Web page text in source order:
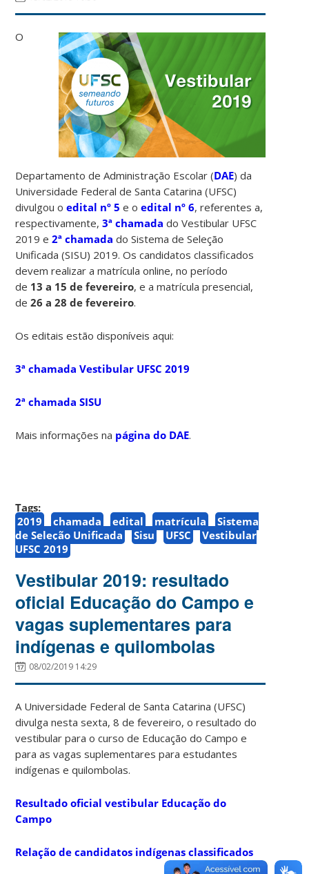
O
Departamento de Administração Escolar (DAE) da
Universidade Federal de Santa Catarina (UFSC)
divulgou oedital nº 5 e oedital nº 6, referentes a,
respectivamente,3ª chamada do Vestibular UFSC
2019 e2ª chamada do Sistema de Seleção
Unificada (SISU) 2019. Os candidatos classificados
devem realizar a matrícula online, no período
de 13 a 15 de fevereiro, e a matrícula presencial,
de26 a 28 de fevereiro.
Os editais estão disponíveis aqui:
3ª chamada Vestibular UFSC 2019
2ª chamada SISU
Mais informações na página do DAE.
Tags:
2019
chamada edital matrícula
Sistema
de Seleção Unificada
Sisu UFSC
Vestibular
UFSC 2019
Vestibular 2019: resultado
oficial Educação do Campo e
vagas suplementares para
indígenas e quilombolas
08/02/2019 14:29
A Universidade Federal de Santa Catarina (UFSC)
divulga nesta sexta, 8 de fevereiro, o resultado do
vestibular para o curso de Educação do Campo e
para as vagas suplementares para estudantes
indígenas e quilombolas.
Resultado oficial vestibular Educação do
Campo
Relação de candidatos indígenas classificados